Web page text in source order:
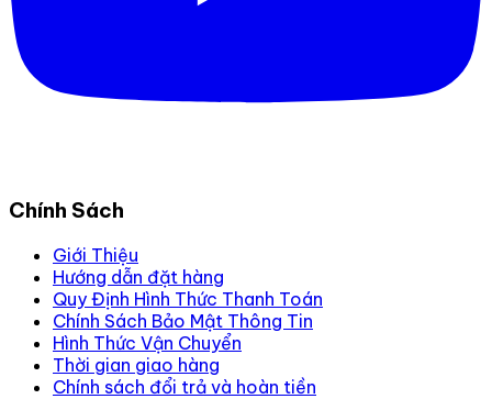
Chính Sách
Giới Thiệu
Hướng dẫn đặt hàng
Quy Định Hình Thức Thanh Toán
Chính Sách Bảo Mật Thông Tin
Hình Thức Vận Chuyển
Thời gian giao hàng
Chính sách đổi trả và hoàn tiền